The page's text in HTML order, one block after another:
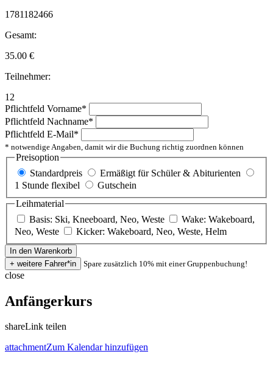
1781182466
Gesamt:
35.00 €
Teilnehmer:
12
Pflichtfeld Vorname*
Pflichtfeld Nachname*
Pflichtfeld E-Mail*
* notwendige Angaben, damit wir die Buchung richtig zuordnen können
Preisoption
Standardpreis
Ermäßigt für Schüler & Abiturienten
1 Stunde flexibel
Gutschein
Leihmaterial
Basis: Ski, Kneeboard, Neo, Weste
Wake: Wakeboard,
Neo, Weste
Kicker: Wakeboard, Neo, Weste, Helm
Spare zusätzlich 10% mit einer Gruppenbuchung!
close
Anfängerkurs
shareLink teilen
attachmentZum Kalendar hinzufügen